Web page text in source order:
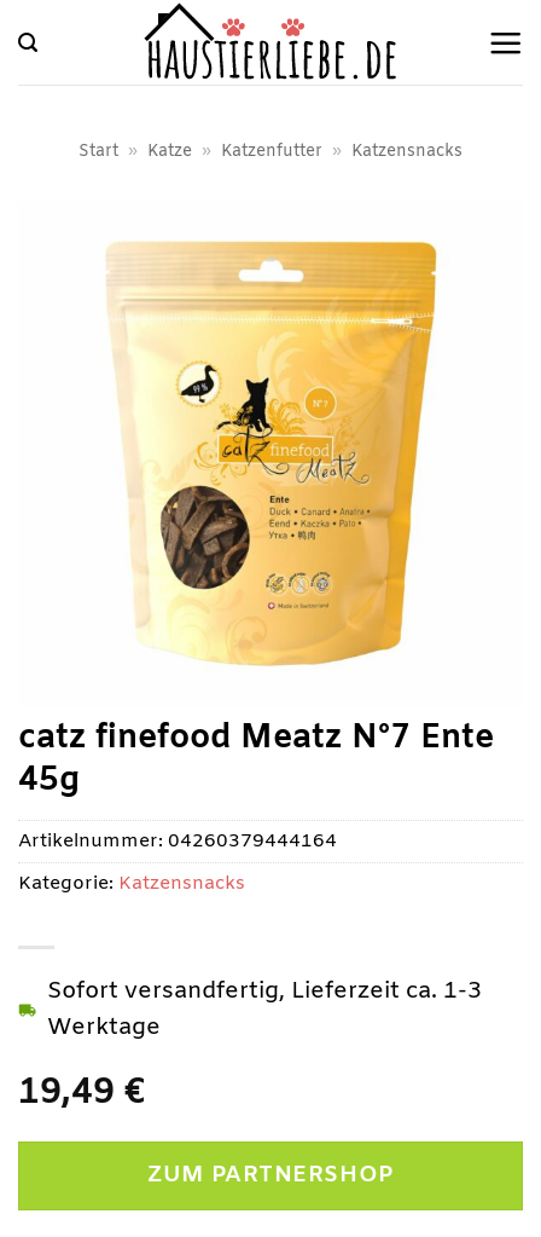
Inhalt
springen
Start » Katze » Katzenfutter » Katzensnacks
catz finefood Meatz N°7 Ente
45g
19,49 €
Sofort versandfertig, Lieferzeit ca. 1-3
Werktage
ZUM PARTNERSHOP
Artikelnummer: 04260379444164
Kategorie: Katzensnacks